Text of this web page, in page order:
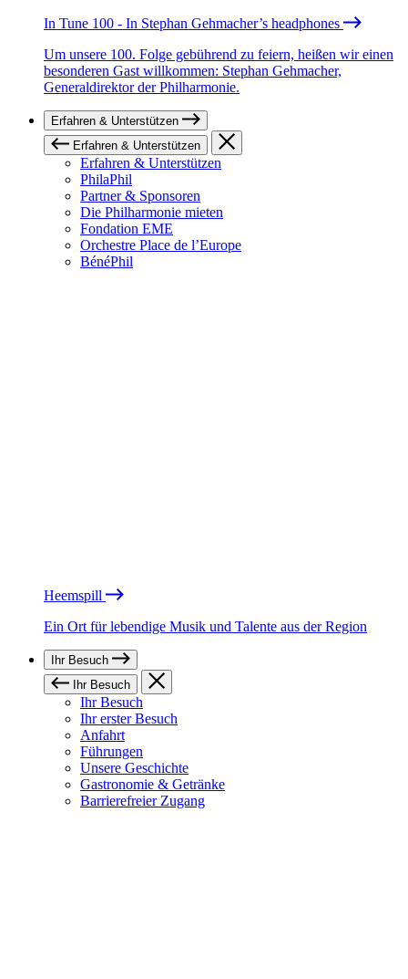
In Tune 100 - In Stephan Gehmacher’s headphones
Um unsere 100. Folge gebührend zu feiern, heißen wir einen
besonderen Gast willkommen: Stephan Gehmacher,
Generaldirektor der Philharmonie.
Erfahren & Unterstützen
Erfahren & Unterstützen
Erfahren & Unterstützen
PhilaPhil
Partner & Sponsoren
Die Philharmonie mieten
Fondation EME
Orchestre Place de l’Europe
BénéPhil
Heemspill
Ein Ort für lebendige Musik und Talente aus der Region
Ihr Besuch
Ihr Besuch
Ihr Besuch
Ihr erster Besuch
Anfahrt
Führungen
Unsere Geschichte
Gastronomie & Getränke
Barrierefreier Zugang